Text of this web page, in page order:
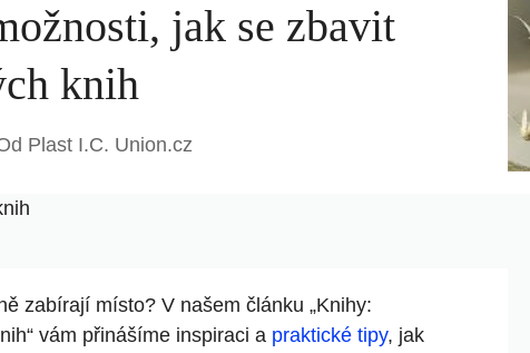
jak se zbavit
knih
Plast I.C. Union.cz
zabírají místo? V našem článku „Knihy:
vám přinášíme inspiraci a praktické tipy, jak